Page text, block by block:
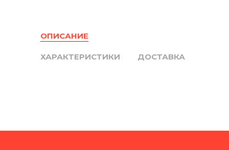
ОПИСАНИЕ
ХАРАКТЕРИСТИКИ ДОСТАВКА